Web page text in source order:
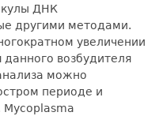
ДНК
другими методами.
увеличении
возбудителя
можно
периоде и
Mycoplasma